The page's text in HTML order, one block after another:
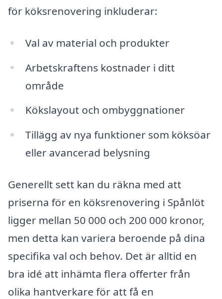
för köksrenovering inkluderar:
Val av material och produkter
Arbetskraftens kostnader i ditt
område
Kökslayout och ombyggnationer
Tillägg av nya funktioner som köksöar
eller avancerad belysning
Generellt sett kan du räkna med att
priserna för en köksrenovering i Spånlöt
ligger mellan 50 000 och 200 000 kronor,
men detta kan variera beroende på dina
specifika val och behov. Det är alltid en
bra idé att inhämta flera offerter från
olika hantverkare för att få en